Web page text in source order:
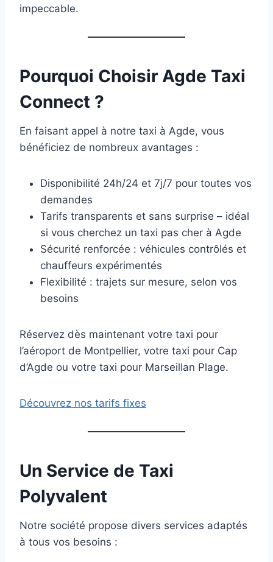
impeccable.
Pourquoi Choisir Agde Taxi
Connect ?
En faisant appel à notre taxi à Agde, vous
bénéficiez de nombreux avantages :
Disponibilité 24h/24 et 7j/7 pour toutes vos
demandes
Tarifs transparents et sans surprise – idéal
si vous cherchez un taxi pas cher à Agde
Sécurité renforcée : véhicules contrôlés et
chauffeurs expérimentés
Flexibilité : trajets sur mesure, selon vos
besoins
Réservez dès maintenant votre taxi pour
l’aéroport de Montpellier, votre taxi pour Cap
d’Agde ou votre taxi pour Marseillan Plage.
Découvrez nos tarifs fixes
Un Service de Taxi
Polyvalent
Notre société propose divers services adaptés
à tous vos besoins :